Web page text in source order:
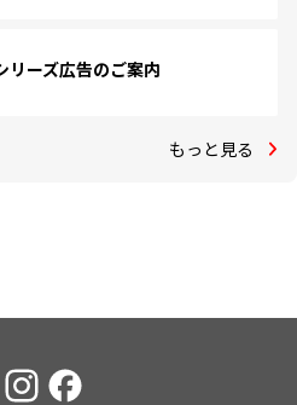
リーズ広告のご案内
もっと見る